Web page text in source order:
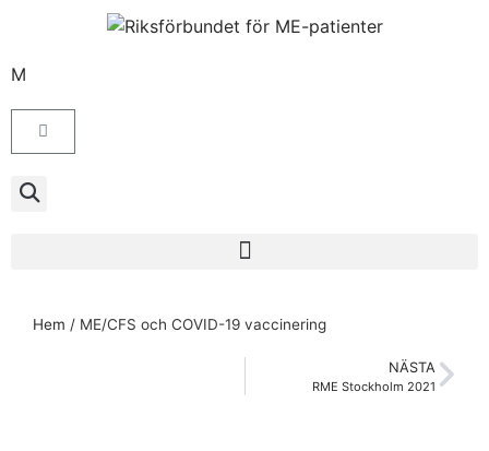
M
Hem / ME/CFS och COVID-19 vaccinering
NÄSTA
RME Stockholm 2021